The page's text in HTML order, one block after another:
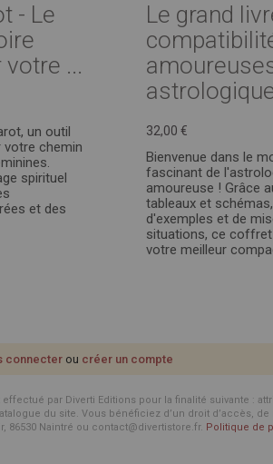
- Le
...
un outil
votre chemin
spirituel
et des
Le grand
32,00 €
Bienvenue dans le
fascinant de
amoureuse ! Grâce
tableaux et
d'exemples et de
situations, ce coffret
votre meilleur
connecter ou créer un compte
par Diverti Editions pour la finalité suivante :
du site. Vous bénéficiez d’un droit d’accès,
86530 Naintré ou contact@divertistore.fr. Politique de